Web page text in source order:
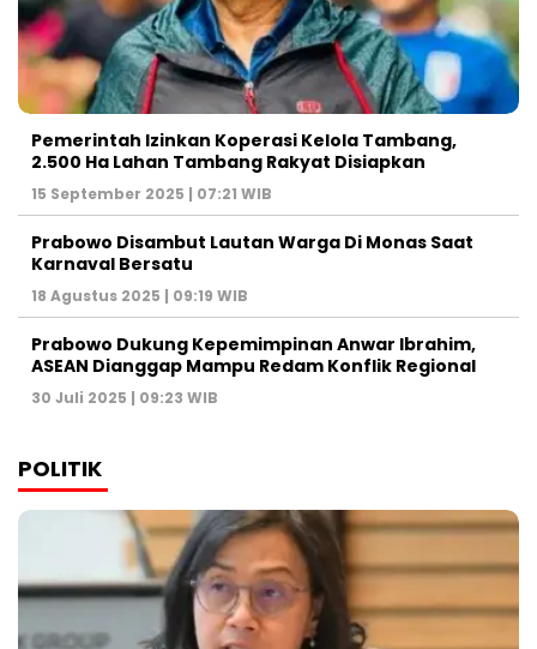
Pemerintah Izinkan Koperasi Kelola Tambang,
2.500 Ha Lahan Tambang Rakyat Disiapkan
15 September 2025 | 07:21 WIB
Prabowo Disambut Lautan Warga Di Monas Saat
Karnaval Bersatu
18 Agustus 2025 | 09:19 WIB
Prabowo Dukung Kepemimpinan Anwar Ibrahim,
ASEAN Dianggap Mampu Redam Konflik Regional
30 Juli 2025 | 09:23 WIB
POLITIK